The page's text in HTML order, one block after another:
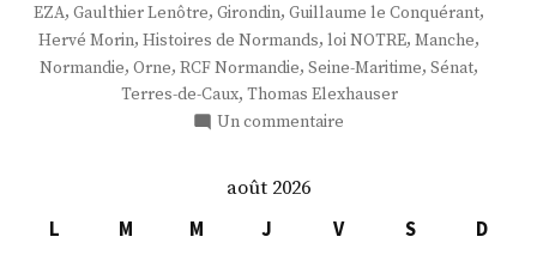
EZA, Gaulthier Lenôtre, Girondin, Guillaume le Conquérant,
Hervé Morin, Histoires de Normands, loi NOTRE, Manche,
Normandie, Orne, RCF Normandie, Seine-Maritime, Sénat,
Terres-de-Caux, Thomas Elexhauser
Un commentaire
août 2026
L
M M J V S
D